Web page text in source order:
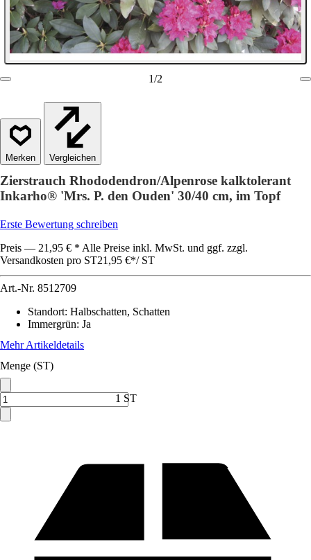
1/2
Vergleichen
Zierstrauch Rhododendron/Alpenrose kalktolerant
Inkarho® 'Mrs. P. den Ouden' 30/40 cm, im Topf
Erste Bewertung schreiben
Preis — 21,95 € * Alle Preise inkl. MwSt. und ggf. zzgl.
Versandkosten pro ST21,95 €*/ ST
Art.-Nr. 8512709
Standort: Halbschatten, Schatten
Immergrün: Ja
Mehr Artikeldetails
Menge (ST)
1 ST